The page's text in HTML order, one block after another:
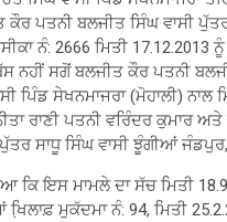
ਕੌਰ ਪਤਨੀ ਬਲਜੀਤ ਸਿੰਘ ਵਾਸੀ
ਨੰ: 2666 ਮਿਤੀ
ਨਹੀਂ ਸਗੋਂ ਬਲਜੀਤ ਕੌਰ ਪਤਨੀ
ਪਿੰਡ ਸੇਖਨਮਾਜਰਾ (ਮੋਹਾਲੀ)
ਰਾਣੀ ਪਤਨੀ ਵਰਿੰਦਰ ਕੁਮਾਰ
ਸਾਧੂ ਸਿੰਘ ਵਾਸੀ ਝੂੰਗੀਆਂ
ਕਿ ਇਸ ਮਾਮਲੇ ਦਾ ਸੱਚ ਮਿਤੀ
ਮੁਕੱਦਮਾ ਨੰ: 94, ਮਿਤੀ